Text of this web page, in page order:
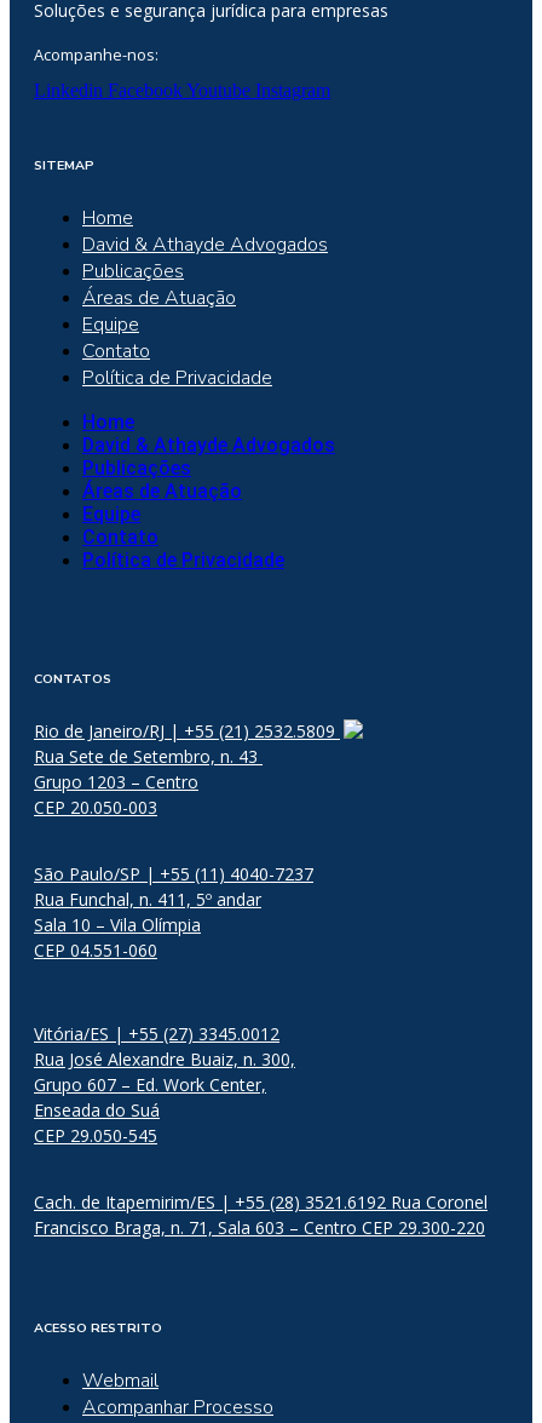
Soluções e segurança jurídica para empresas
Acompanhe-nos:
Linkedin FacebookYoutube Instagram
SITEMAP
Home
David & Athayde Advogados
Publicações
Áreas de Atuação
Equipe
Contato
Política de Privacidade
Home
David & Athayde Advogados
Publicações
Áreas de Atuação
Equipe
Contato
Política de Privacidade
CONTATOS
Rio de Janeiro/RJ | +55 (21) 2532.5809
Rua Sete de Setembro, n. 43
Grupo 1203 – Centro
CEP 20.050-003
São Paulo/SP | +55 (11) 4040-7237
Rua Funchal, n. 411, 5º andar
Sala 10 – Vila Olímpia
CEP 04.551-060
Vitória/ES | +55 (27) 3345.0012
Rua José Alexandre Buaiz, n. 300,
Grupo 607 – Ed. Work Center,
Enseada do Suá
CEP 29.050-545
Cach. de Itapemirim/ES | +55 (28) 3521.6192 Rua Coronel
Francisco Braga, n. 71, Sala 603 – Centro CEP 29.300-220
ACESSO RESTRITO
Webmail
Acompanhar Processo